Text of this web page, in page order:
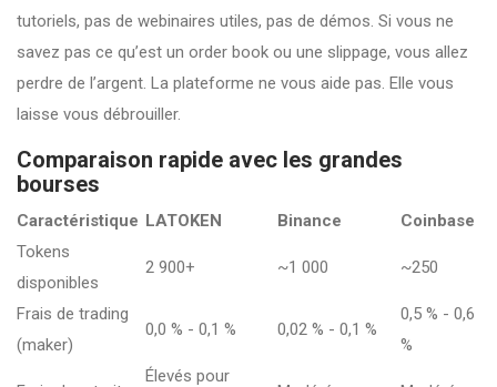
tutoriels, pas de webinaires utiles, pas de démos. Si vous ne
savez pas ce qu’est un order book ou une slippage, vous allez
perdre de l’argent. La plateforme ne vous aide pas. Elle vous
laisse vous débrouiller.
Comparaison rapide avec les grandes
bourses
Caractéristique LATOKEN Binance
Coinbase
Tokens
disponibles
2 900+ ~1 000 ~250
Frais de trading
(maker)
0,0 % - 0,1 % 0,02 % - 0,1 %
0,5 % - 0,6
%
Élevés pour